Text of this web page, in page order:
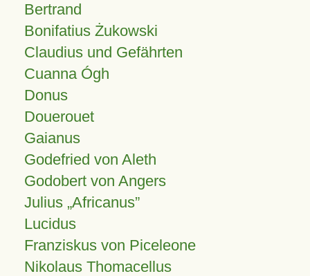
Bertrand
Bonifatius Żukowski
Claudius und Gefährten
Cuanna Ógh
Donus
Douerouet
Gaianus
Godefried von Aleth
Godobert von Angers
Julius Africanus
Lucidus
Franziskus von Piceleone
Nikolaus Thomacellus